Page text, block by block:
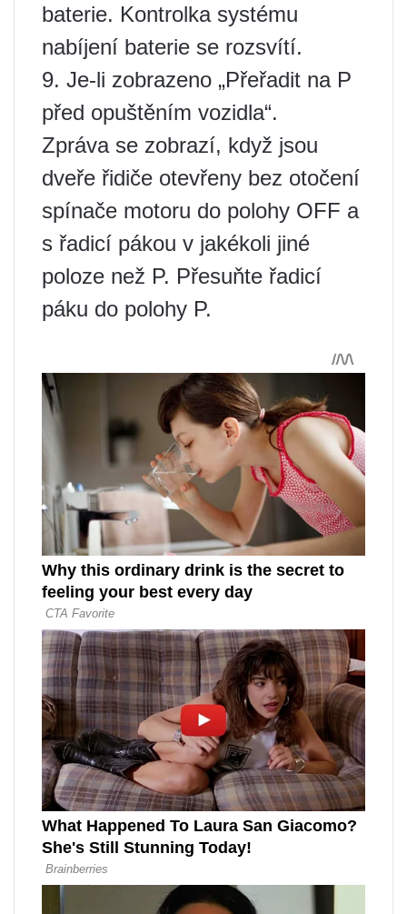
baterie. Kontrolka systému
nabíjení baterie se rozsvítí.
9. Je-li zobrazeno „Přeřadit na P
před opuštěním vozidla“.
Zpráva se zobrazí, když jsou
dveře řidiče otevřeny bez otočení
spínače motoru do polohy OFF a
s řadicí pákou v jakékoli jiné
poloze než P. Přesuňte řadicí
páku do polohy P.